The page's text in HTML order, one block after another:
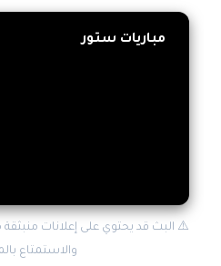
مباريات ستور
⚠️ البث قد يحتوي على إعلانات
والاستمتاع